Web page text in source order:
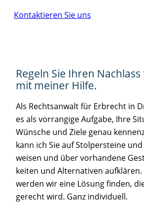
Kon­tak­tie­ren Sie uns
Regeln Sie Ihren
mit mei­ner Hilfe.
Als Rechts­an­walt für Erbrecht in
es als vor­ran­gi­ge Auf­ga­be, Ihre
Wün­sche und Zie­le genau
kann ich Sie auf Stol­per­stei­ne
wei­sen und über vor­han­de­ne
kei­ten und Alter­na­ti­ven auf­klä­ren.
wer­den wir eine Lösung fin­den,
gerecht wird. Ganz individuell.